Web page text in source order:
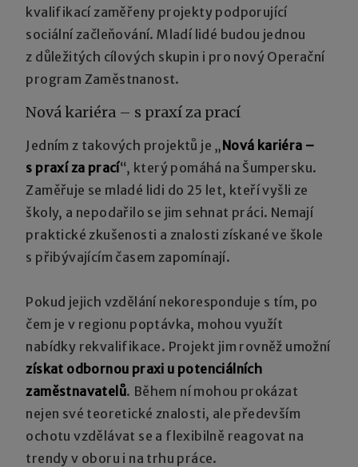
kvalifikací zaměřeny projekty podporující
sociální začleňování. Mladí lidé budou jednou
z důležitých cílových skupin i pro nový Operační
program Zaměstnanost.
Nová kariéra – s praxí za prací
Jedním z takových projektů je „ Nová kariéra –
s praxí za prací“, který pomáhá na Šumpersku.
Zaměřuje se mladé lidi do 25 let, kteří vyšli ze
školy, a nepodařilo se jim sehnat práci. Nemají
praktické zkušenosti a znalosti získané ve škole
s přibývajícím časem zapomínají.
Pokud jejich vzdělání nekoresponduje s tím, po
čem je v regionu poptávka, mohou využít
nabídky rekvalifikace. Projekt jim rovněž umožní
získat odbornou praxi u potenciálních
zaměstnavatelů. Během ní mohou prokázat
nejen své teoretické znalosti, ale především
ochotu vzdělávat se a flexibilně reagovat na
trendy v oboru i na trhu práce.